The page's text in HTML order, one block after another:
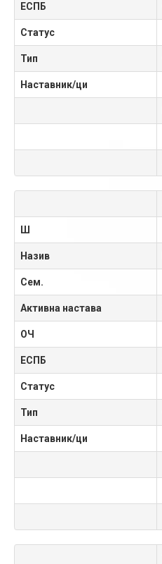
ЕСПБ
Статус
Тип
Наставник/ци
Ш
Назив
Сем.
Активна настава
ОЧ
ЕСПБ
Статус
Тип
Наставник/ци